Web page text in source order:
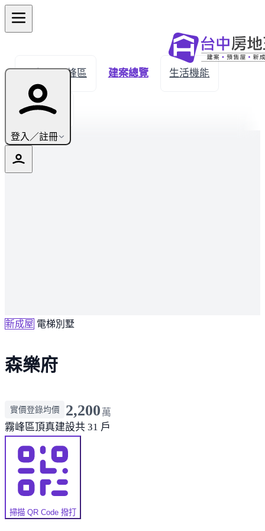
登入／註冊
← 返回霧峰區 建案總覽 生活機能
實價登錄
新成屋 電梯別墅
森樂府
實價登錄均價 2,200 萬
霧峰區 頂真建設共 31 戶
掃描 QR Code 撥打